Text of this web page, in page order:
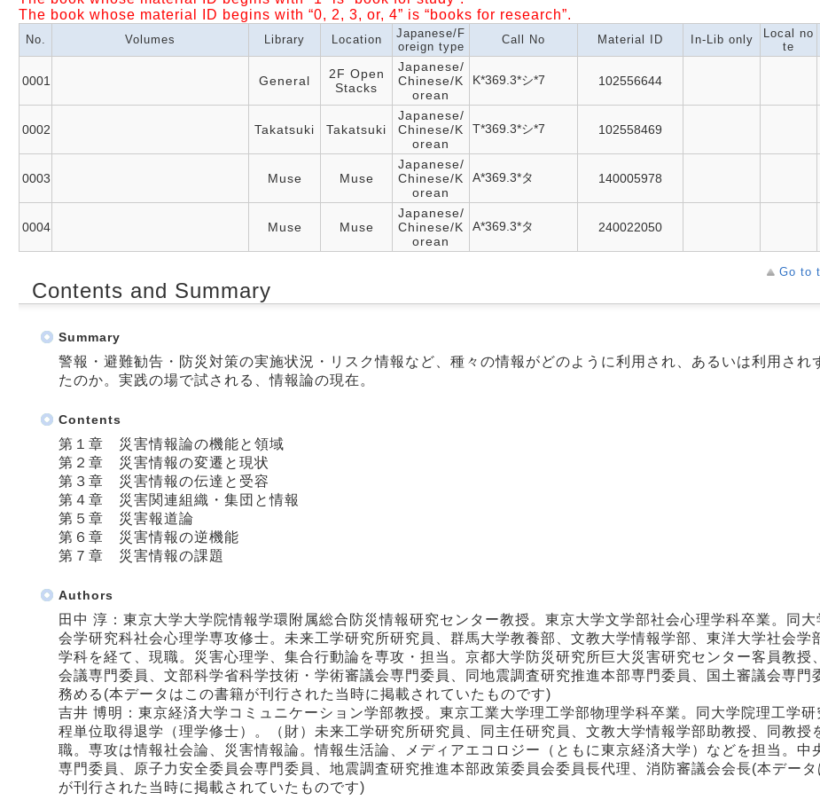
The book whose material ID begins with “0, 2, 3, or, 4” is “books for research”.
No. Volumes Library Location
Japanese/F
oreign type
Call No Material ID In-Lib only
Local no
te
0001 General
2F Open
Stacks
Japanese/
Chinese/K
orean
K*369.3*シ*7 102556644
0002 Takatsuki Takatsuki
Japanese/
Chinese/K
orean
T*369.3*シ*7 102558469
0003 Muse Muse
Japanese/
Chinese/K
orean
A*369.3*タ 140005978
0004 Muse Muse
Japanese/
Chinese/K
orean
A*369.3*タ 240022050
Go to
Contents and Summary
Summary
警報・避難勧告・防災対策の実施状況・リスク情報など、種々の情報がどのように利用され、あるいは利用され
たのか。実践の場で試される、情報論の現在。
Contents
第１章 災害情報論の機能と領域
第２章 災害情報の変遷と現状
第３章 災害情報の伝達と受容
第４章 災害関連組織・集団と情報
第５章 災害報道論
第６章 災害情報の逆機能
第７章 災害情報の課題
Authors
田中 淳：東京大学大学院情報学環附属総合防災情報研究センター教授。東京大学文学部社会心理学科卒業。同大
会学研究科社会心理学専攻修士。未来工学研究所研究員、群馬大学教養部、文教大学情報学部、東洋大学社会学
学科を経て、現職。災害心理学、集合行動論を専攻・担当。京都大学防災研究所巨大災害研究センター客員教授
会議専門委員、文部科学省科学技術・学術審議会専門委員、同地震調査研究推進本部専門委員、国土審議会専門
務める(本データはこの書籍が刊行された当時に掲載されていたものです)
吉井 博明：東京経済大学コミュニケーション学部教授。東京工業大学理工学部物理学科卒業。同大学院理工学研
程単位取得退学（理学修士）。（財）未来工学研究所研究員、同主任研究員、文教大学情報学部助教授、同教授
職。専攻は情報社会論、災害情報論。情報生活論、メディアエコロジー（ともに東京経済大学）などを担当。中
専門委員、原子力安全委員会専門委員、地震調査研究推進本部政策委員会委員長代理、消防審議会会長(本デー
が刊行された当時に掲載されていたものです)